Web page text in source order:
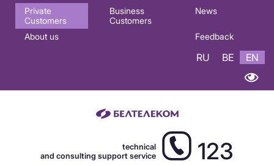
Основная
навигация
Private
Customers
Business
Customers
News
About us Feedback
RU BE EN
technical
and consulting support service
123